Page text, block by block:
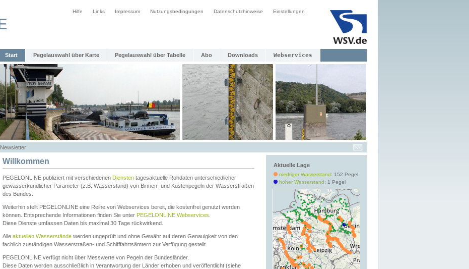
Hilfe Links Impressum Nutzungsbedingungen Datenschutzhinweise Einstellungen
Start Pegelauswahl über Karte Pegelauswahl über Tabelle Abo Downloads Webservices
Newsletter
Aktuelle Lage
niedriger Wasserstand: 152 Pegel
hoher Wasserstand: 1 Pegel
Willkommen
PEGELONLINE publiziert mit verschiedenen Diensten tagesaktuelle Rohdaten unterschiedlicher
gewässerkundlicher Parameter (z.B. Wasserstand) von Binnen- und Küstenpegeln der Wasserstraßen
des Bundes.
Weiterhin stellt PEGELONLINE eine Reihe von Webservices bereit, die kostenfrei genutzt werden
können. Entsprechende Informationen finden Sie unter PEGELONLINE Webservices
Diese Dienste umfassen Daten bis maximal 30 Tage rückwirkend.
Alle aktuellen Wasserstände werden ungeprüft und ohne Gewähr auf deren Genauigkeit von den
fachlich zuständigen Wasserstraßen- und Schifffahrtsämtern zur Verfügung gestellt.
PEGELONLINE verfügt nicht über Messwerte von Pegeln der Bundesländer.
Diese Daten werden ausschließlich in Verantwortung der Länder erhoben und veröffentlicht (siehe